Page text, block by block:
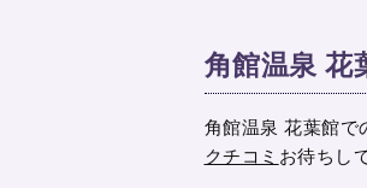
角館温泉 花
角館温泉 花葉館で
クチコミ お待ちし